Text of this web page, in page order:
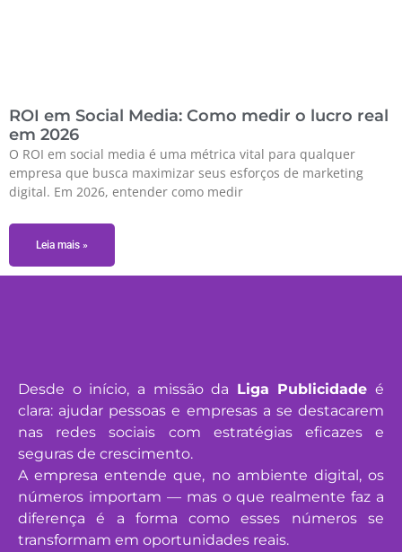
ROI em Social Media: Como medir o lucro real
em 2026
O ROI em social media é uma métrica vital para qualquer
empresa que busca maximizar seus esforços de marketing
digital. Em 2026, entender como medir
Leia mais »
Desde o início, a missão da Liga Publicidade é
clara: ajudar pessoas e empresas a se destacarem
nas redes sociais com estratégias eficazes e
seguras de crescimento.
A empresa entende que, no ambiente digital, os
números importam — mas o que realmente faz a
diferença é a forma como esses números se
transformam em oportunidades reais.